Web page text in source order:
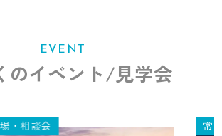
EVENT
のイベント/見学会
・相談会 常